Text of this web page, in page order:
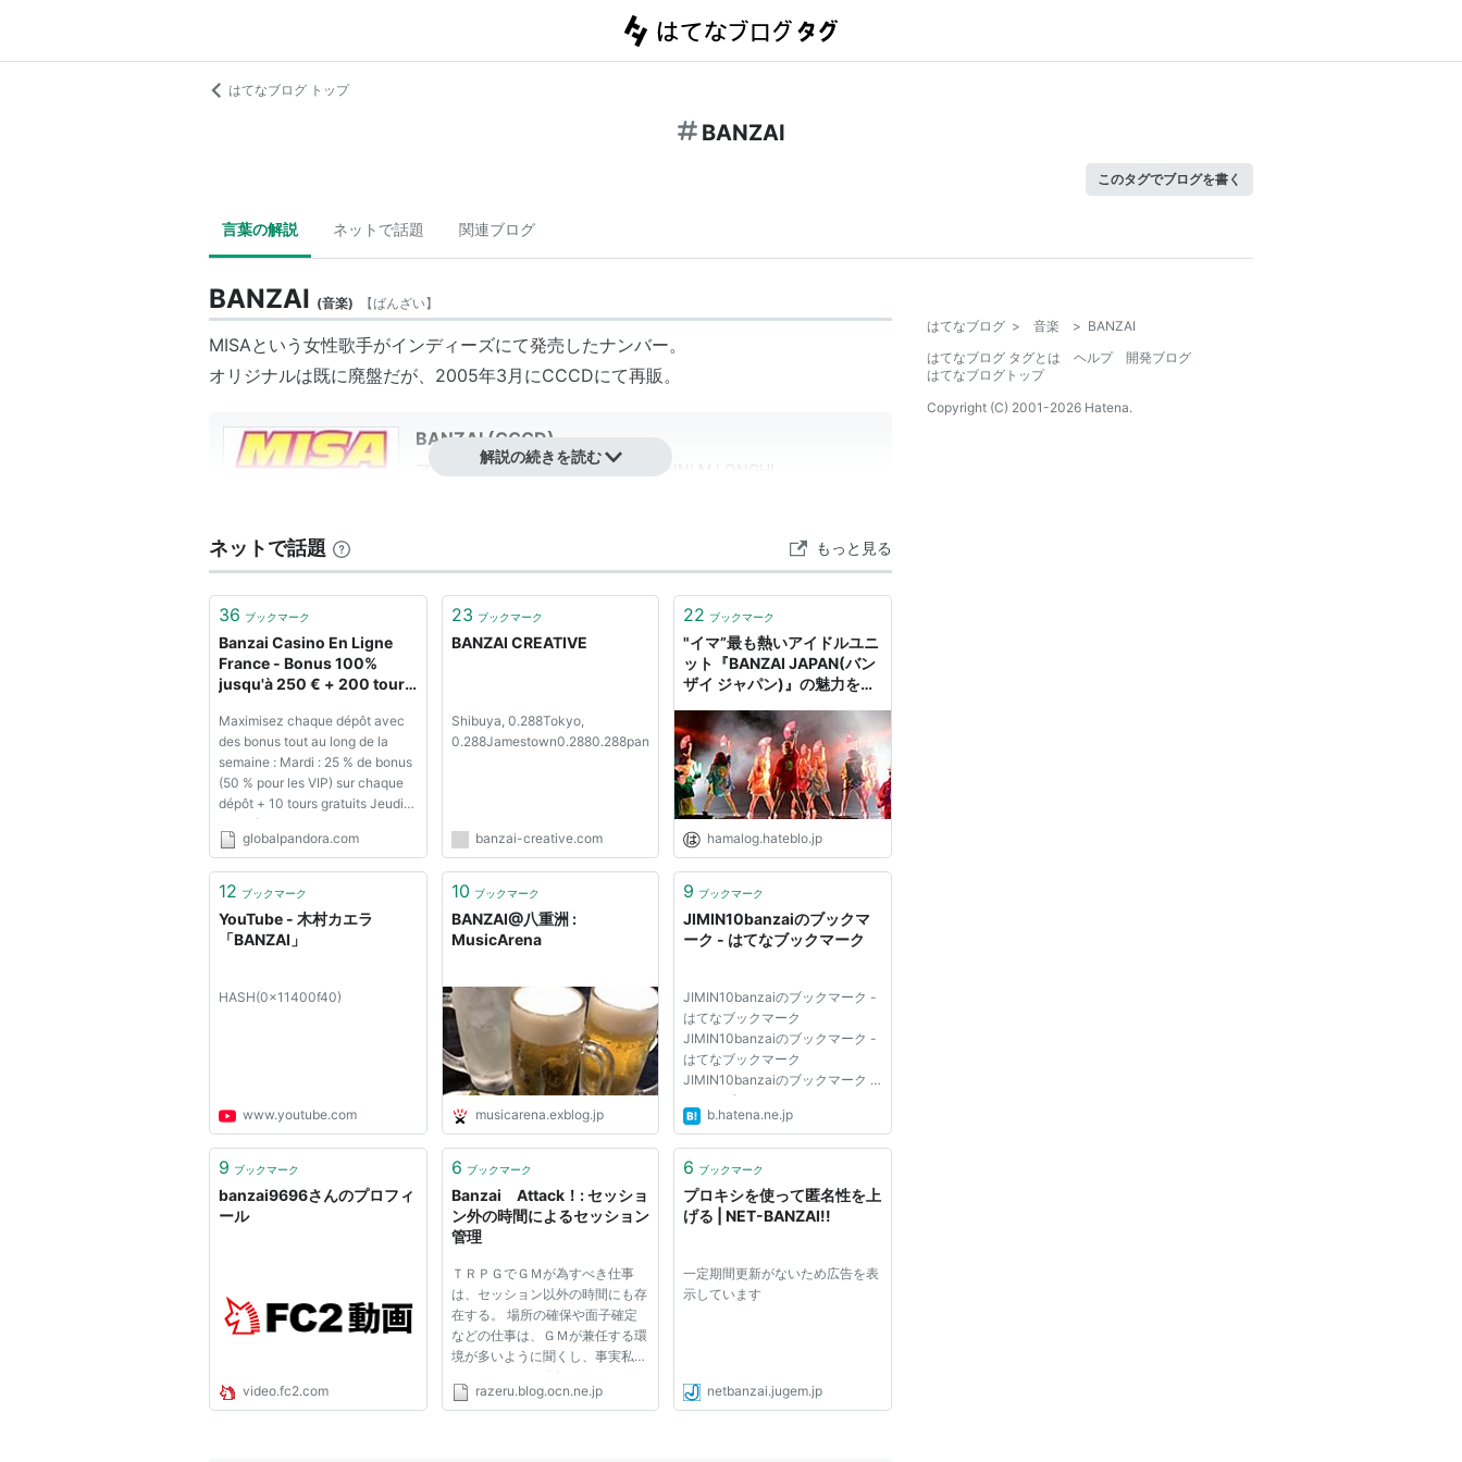
はてなブログ トップ
BANZAI
このタグでブログを書く
言葉の解説 ネットで話題 関連ブログ
BANZAI (音楽) 【ばんざい】
MISAという女性歌手がインディーズにて発売したナンバー。
オリジナルは既に廃盤だが、2005年3月にCCCDにて再販。
BANZAI (CCCD)
アーティスト:MISA,FRAVERGI,G.VANNI,M.LONGHI
この商品を含むブログ (5件) を見る
BANZAI (音楽 ) 【ばんざい
バンザイ /ハロフク・ガールズ（
BANZAI（M.Longhi - G.Vanni - Fravengi） / HALLOFUKU-GIRLS（LOVE BOOM）
ラ・ブームのデピュー曲。
amazon:センター・ガイ・プレゼンツ・ブチアゲ・トランス収録。
解説の続きを読む
ネットで話題 もっと見る
36 ブックマーク
Banzai Casino En Ligne
France - Bonus 100%
jusqu'à 250 € + 200 tours
Maximisez chaque dépôt avec
des bonus tout au long de la
semaine : Mardi : 25 % de bonus
(50 % pour les VIP) sur chaque
dépôt + 10 tours gratuits Jeudi :
jusqu'à 270 tours gratuits
Vendredi : 30 % de bonus
de bonus (50 % pour les VIP) sur
vos deux premiers dépôts du ...
globalpandora.com
23 ブックマーク
BANZAI CREATIVE
Shibuya, 0.288Tokyo,
0.288Jamestown0.2880.288pan
banzai-creative.com
22 ブックマーク
"イマ”最も熱いアイドルユニ
ット『BANZAI JAPAN(バン
ザイ ジャパン)』の魅力を紹
hamalog.hateblo.jp
12 ブックマーク
YouTube - 木村カエラ
「BANZAI」
HASH(0x11400f40)
www.youtube.com
10 ブックマーク
BANZAI@八重洲 :
MusicArena
musicarena.exblog.jp
9 ブックマーク
JIMIN10banzaiのブックマ
ーク - はてなブックマーク
JIMIN10banzaiのブックマーク -
はてなブックマーク
JIMIN10banzaiのブックマーク -
はてなブックマーク
JIMIN10banzaiのブックマーク -
はてなブックマーク
JIMIN10banzaiのブックマーク -
JIMIN10banzaiのブックマーク -
はてなブックマーク
JIMIN10banzaiのブックマーク -
はてなブックマーク JIM...
b.hatena.ne.jp
9 ブックマーク
banzai9696さんのプロフィ
ール
video.fc2.com
6 ブックマーク
Banzai Attack！: セッショ
ン外の時間によるセッション
管理
ＴＲＰＧでＧＭが為すべき仕事
は、セッション以外の時間にも存
在する。 場所の確保や面子確定
などの仕事は、ＧＭが兼任する環
境が多いように聞くし、事実私も
そうしている。 例えばセッショ
ン前、セッション中の休憩時間、
razeru.blog.ocn.ne.jp
6 ブックマーク
プロキシを使って匿名性を上
げる | NET-BANZAI!!
一定期間更新がないため広告を表
示しています
netbanzai.jugem.jp
はてなブログ > 音楽 > BANZAI
はてなブログ タグとは
ヘルプ
開発ブログ
はてなブログトップ
Copyright (C) 2001-2026 Hatena.